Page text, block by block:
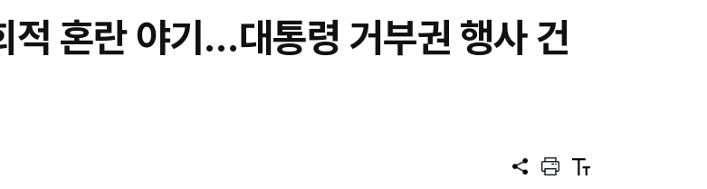
적 혼란 야기…대통령 거부권 행사 건
공
프
텍